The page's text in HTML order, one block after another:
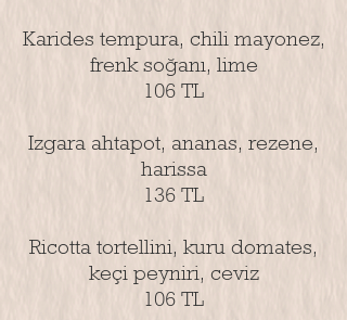
Karides tempura, chili mayonez,
frenk soğanı, lime
106 TL
Izgara ahtapot, ananas, rezene,
harissa
136 TL
Ricotta tortellini, kuru domates,
keçi peyniri, ceviz
106 TL